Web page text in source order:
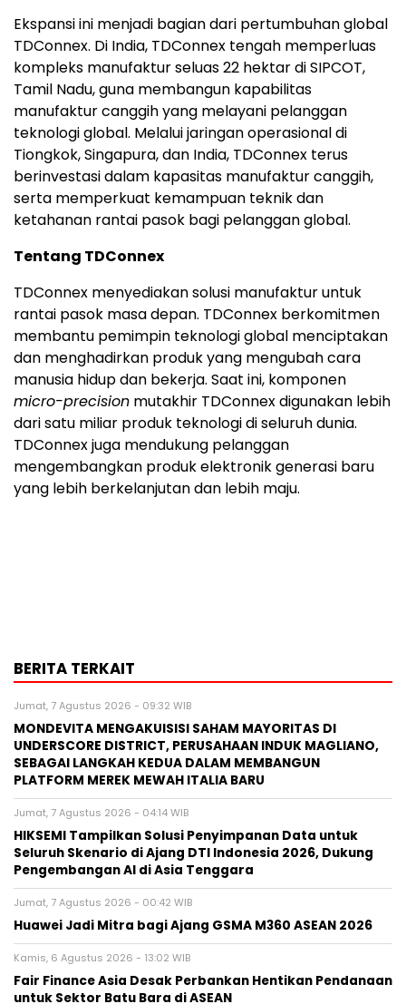
Ekspansi ini menjadi bagian dari pertumbuhan global
TDConnex. Di India, TDConnex tengah memperluas
kompleks manufaktur seluas 22 hektar di SIPCOT,
Tamil Nadu, guna membangun kapabilitas
manufaktur canggih yang melayani pelanggan
teknologi global. Melalui jaringan operasional di
Tiongkok, Singapura, dan India, TDConnex terus
berinvestasi dalam kapasitas manufaktur canggih,
serta memperkuat kemampuan teknik dan
ketahanan rantai pasok bagi pelanggan global.
Tentang TDConnex
TDConnex menyediakan solusi manufaktur untuk
rantai pasok masa depan. TDConnex berkomitmen
membantu pemimpin teknologi global menciptakan
dan menghadirkan produk yang mengubah cara
manusia hidup dan bekerja. Saat ini, komponen
micro-precision mutakhir TDConnex digunakan lebih
dari satu miliar produk teknologi di seluruh dunia.
TDConnex juga mendukung pelanggan
mengembangkan produk elektronik generasi baru
yang lebih berkelanjutan dan lebih maju.
BERITA TERKAIT
Jumat, 7 Agustus 2026 - 09:32 WIB
MONDEVITA MENGAKUISISI SAHAM MAYORITAS DI
UNDERSCORE DISTRICT, PERUSAHAAN INDUK MAGLIANO,
SEBAGAI LANGKAH KEDUA DALAM MEMBANGUN
PLATFORM MEREK MEWAH ITALIA BARU
Jumat, 7 Agustus 2026 - 04:14 WIB
HIKSEMI Tampilkan Solusi Penyimpanan Data untuk
Seluruh Skenario di Ajang DTI Indonesia 2026, Dukung
Pengembangan AI di Asia Tenggara
Jumat, 7 Agustus 2026 - 00:42 WIB
Huawei Jadi Mitra bagi Ajang GSMA M360 ASEAN 2026
Kamis, 6 Agustus 2026 - 13:02 WIB
Fair Finance Asia Desak Perbankan Hentikan Pendanaan
untuk Sektor Batu Bara di ASEAN